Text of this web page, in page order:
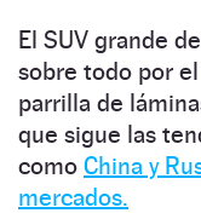
El SUV grande
sobre todo por el
parrilla de
que sigue las
como China y
mercados.